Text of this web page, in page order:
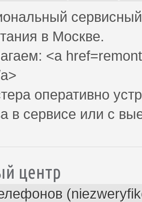
в Москве.
<a
оперативно
в сервисе или с
центр